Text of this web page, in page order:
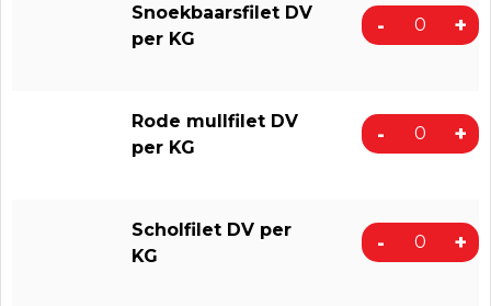
Snoekbaarsfilet DV
per KG
- +
Rode mullfilet DV
per KG
- +
Scholfilet DV per
KG
- +